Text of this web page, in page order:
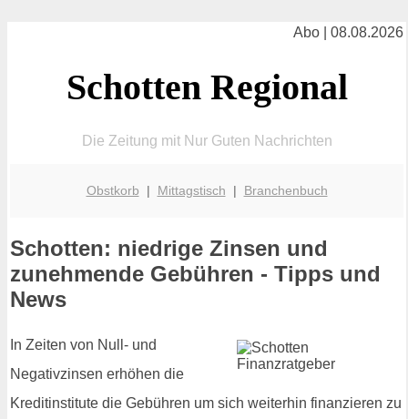
Abo | 08.08.2026
Schotten Regional
Die Zeitung mit Nur Guten Nachrichten
Obstkorb | Mittagstisch | Branchenbuch
Schotten: niedrige Zinsen und
zunehmende Gebühren - Tipps und
News
In Zeiten von Null- und
Negativzinsen erhöhen die
Kreditinstitute die Gebühren um sich weiterhin finanzieren zu